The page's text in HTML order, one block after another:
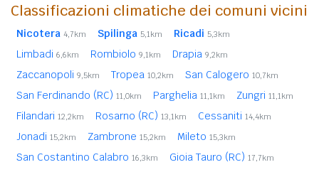
Classificazioni climatiche dei comuni vicini
Nicotera 4,7km Spilinga 5,1km Ricadi 5,3km
Limbadi 6,6km Rombiolo 9,1km Drapia 9,2km
Zaccanopoli 9,5km Tropea 10,2km San Calogero 10,7km
San Ferdinando (RC) 11,0km Parghelia 11,1km Zungri 11,1km
Filandari 12,2km Rosarno (RC) 13,1km Cessaniti 14,4km
Jonadi 15,2km Zambrone 15,2km Mileto 15,3km
San Costantino Calabro 16,3km Gioia Tauro (RC) 17,7km